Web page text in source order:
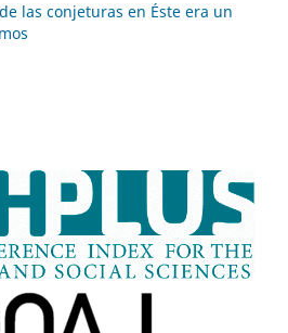
las conjeturas en Éste era un